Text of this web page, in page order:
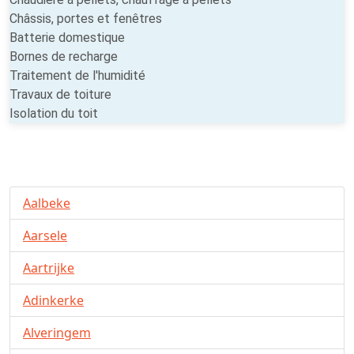
Châssis, portes et fenêtres
Batterie domestique
Bornes de recharge
Traitement de l'humidité
Travaux de toiture
Isolation du toit
Aalbeke
Aarsele
Aartrijke
Adinkerke
Alveringem